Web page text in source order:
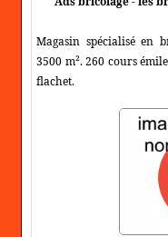
Magasin spécialisé en
3500 m². 260 cours
flachet.